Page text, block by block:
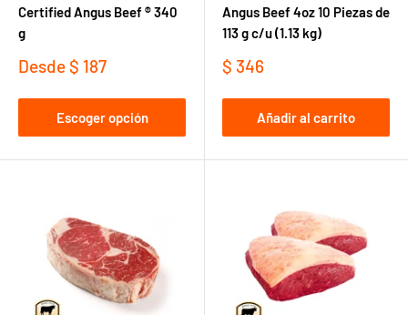
Certified Angus Beef ® 340
g
Precio
venta
Desde $ 187
Escoger opción
Angus Beef 4oz 10 Piezas de
113 g c/u (1.13 kg)
Precio
venta
$ 346
Añadir al carrito